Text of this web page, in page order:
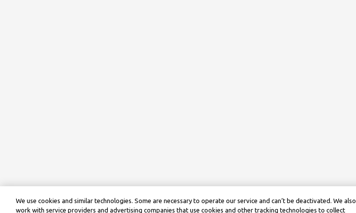
We use cookies and similar technologies. Some are necessary to operate our service and can’t be deactivated. We also
work with service providers and advertising companies that use cookies and other tracking technologies to collect